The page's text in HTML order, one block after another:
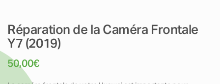
Réparation de la Caméra Frontale
Y7 (2019)
50,00€